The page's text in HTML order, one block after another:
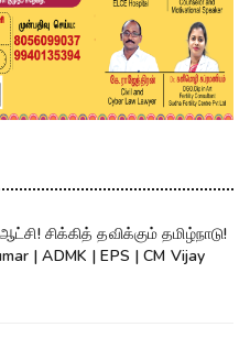
சிக்கித் தவிக்கும் தமிழ்நாடு!
| ADMK | EPS | CM Vijay